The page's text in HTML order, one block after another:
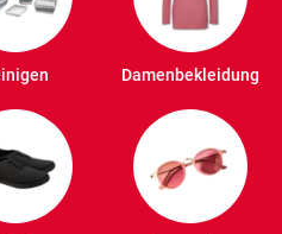
Damenbekleidung